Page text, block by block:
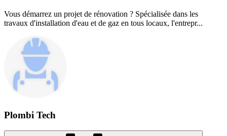
Vous démarrez un projet de rénovation ? Spécialisée dans les
travaux d'installation d'eau et de gaz en tous locaux, l'entrepr...
Plombi Tech